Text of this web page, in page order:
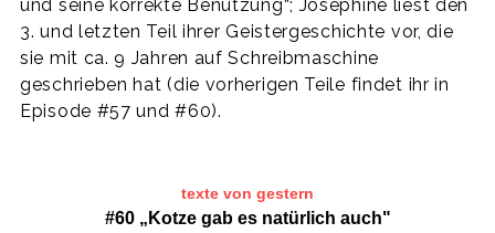
und seine korrekte Benutzung“; Josephine liest den
3. und letzten Teil ihrer Geistergeschichte vor, die
sie mit ca. 9 Jahren auf Schreibmaschine
geschrieben hat (die vorherigen Teile findet ihr in
Episode #57 und #60).